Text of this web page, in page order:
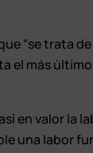
“se trata
el más
en valor la
una labor